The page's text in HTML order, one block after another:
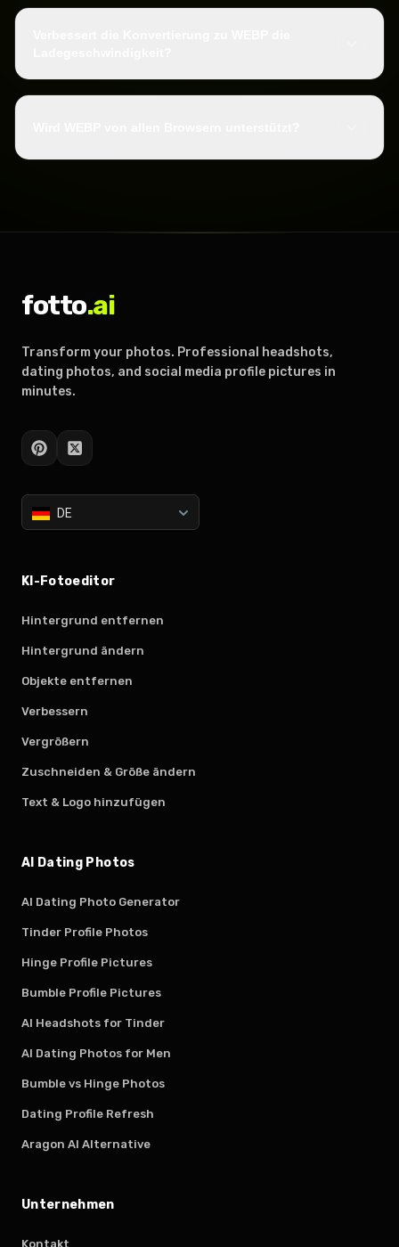
fotto.ai
Transform your photos. Professional headshots,
dating photos, and social media profile pictures in
minutes.
DE
KI-Fotoeditor
Hintergrund entfernen
Hintergrund ändern
Objekte entfernen
Verbessern
Vergrößern
Zuschneiden & Größe ändern
Text & Logo hinzufügen
AI Dating Photos
AI Dating Photo Generator
Tinder Profile Photos
Hinge Profile Pictures
Bumble Profile Pictures
AI Headshots for Tinder
AI Dating Photos for Men
Bumble vs Hinge Photos
Dating Profile Refresh
Aragon AI Alternative
Unternehmen
Kontakt